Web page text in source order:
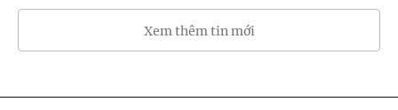
Xem thêm tin mới